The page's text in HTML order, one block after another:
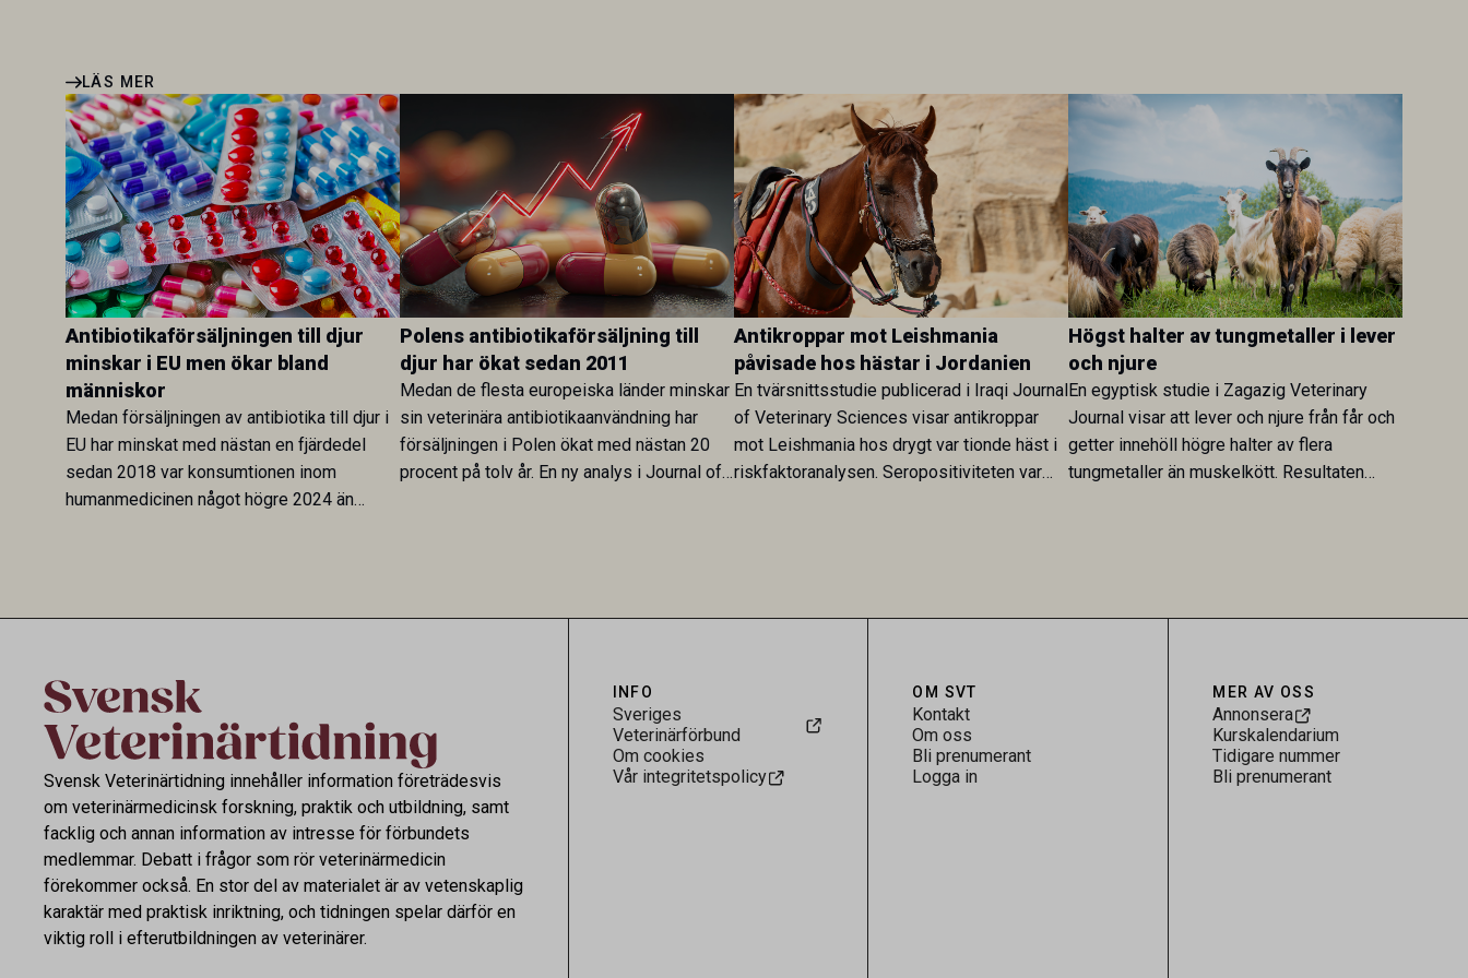
LÄS MER
Antibiotikaförsäljningen till djur
minskar i EU men ökar bland
människor
Medan försäljningen av antibiotika till djur i
EU har minskat med nästan en fjärdedel
sedan 2018 var konsumtionen inom
humanmedicinen något högre 2024 än
Polens antibiotikaförsäljning till
djur har ökat sedan 2011
Medan de flesta europeiska länder minskar
sin veterinära antibiotikaanvändning har
försäljningen i Polen ökat med nästan 20
procent på tolv år. En ny analys i Journal of
Antikroppar mot Leishmania
påvisade hos hästar i Jordanien
En tvärsnittsstudie publicerad i Iraqi Journal
of Veterinary Sciences visar antikroppar
mot Leishmania hos drygt var tionde häst i
riskfaktoranalysen. Seropositiviteten var
Högst halter av tungmetaller i lever
och njure
En egyptisk studie i Zagazig Veterinary
Journal visar att lever och njure från får och
getter innehöll högre halter av flera
tungmetaller än muskelkött. Resultaten
Svensk Veterinärtidning innehåller information företrädesvis
om veterinärmedicinsk forskning, praktik och utbildning, samt
facklig och annan information av intresse för förbundets
medlemmar. Debatt i frågor som rör veterinärmedicin
förekommer också. En stor del av materialet är av vetenskaplig
karaktär med praktisk inriktning, och tidningen spelar därför en
viktig roll i efterutbildningen av veterinärer.
INFO
Sveriges
Veterinärförbund
Om cookies
Vår integritetspolicy
OM SVT
Kontakt
Om oss
Bli prenumerant
Logga in
MER AV OSS
Annonsera
Kurskalendarium
Tidigare nummer
Bli prenumerant